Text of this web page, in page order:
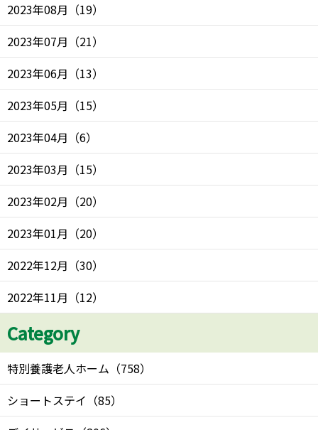
2023年08月 （19）
2023年07月 （21）
2023年06月 （13）
2023年05月 （15）
2023年04月 （6）
2023年03月 （15）
2023年02月 （20）
2023年01月 （20）
2022年12月 （30）
2022年11月 （12）
Category
特別養護老人ホーム （758）
ショートステイ （85）